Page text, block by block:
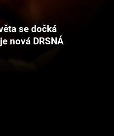
se dočká
nová DRSNÁ